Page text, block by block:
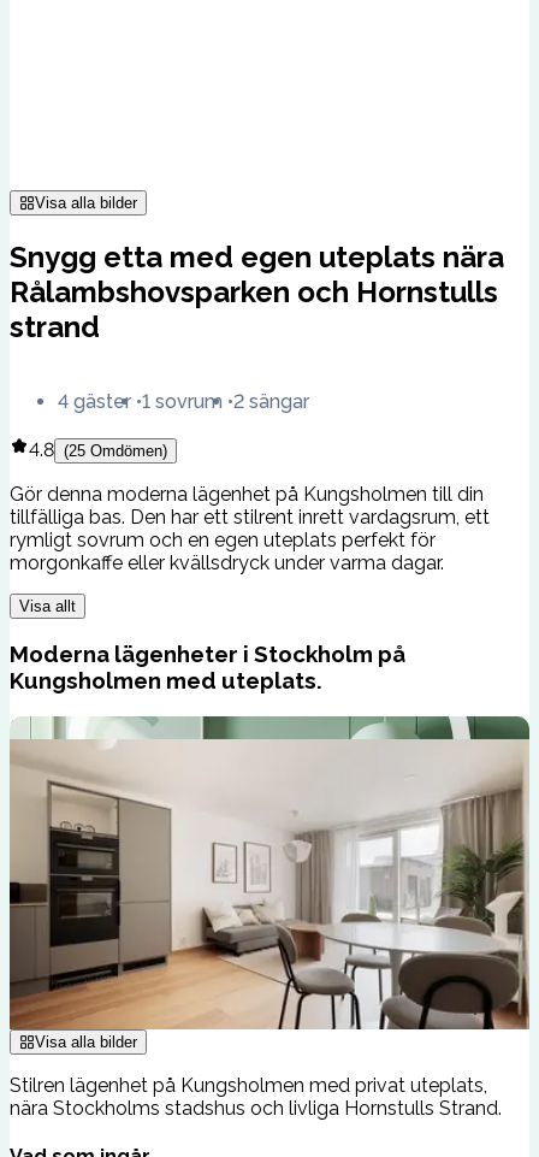
Visa alla bilder
Snygg etta med egen uteplats nära
Rålambshovsparken och Hornstulls
strand
4 gäster 1 sovrum 2 sängar
4.8 (25 Omdömen)
Gör denna moderna lägenhet på Kungsholmen till din
tillfälliga bas. Den har ett stilrent inrett vardagsrum, ett
rymligt sovrum och en egen uteplats perfekt för
morgonkaffe eller kvällsdryck under varma dagar.
Visa allt
Moderna lägenheter i Stockholm på
Kungsholmen med uteplats.
Visa alla bilder
Stilren lägenhet på Kungsholmen med privat uteplats,
nära Stockholms stadshus och livliga Hornstulls Strand.